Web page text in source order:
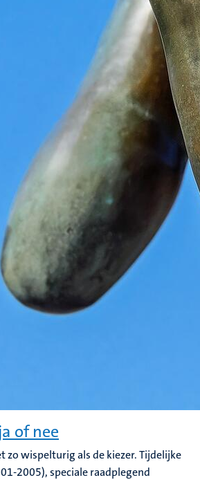
of nee
zo wispelturig als de kiezer. Tijdelijke
2005), speciale raadplegend